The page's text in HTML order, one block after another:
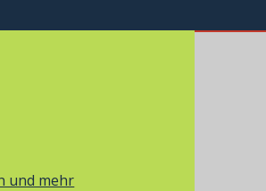
und mehr